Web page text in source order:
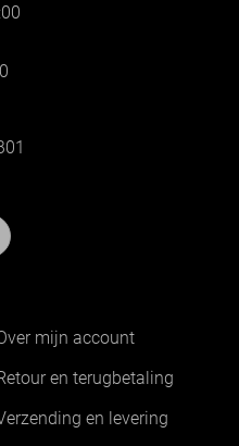
mijn account
en terugbetaling
en levering